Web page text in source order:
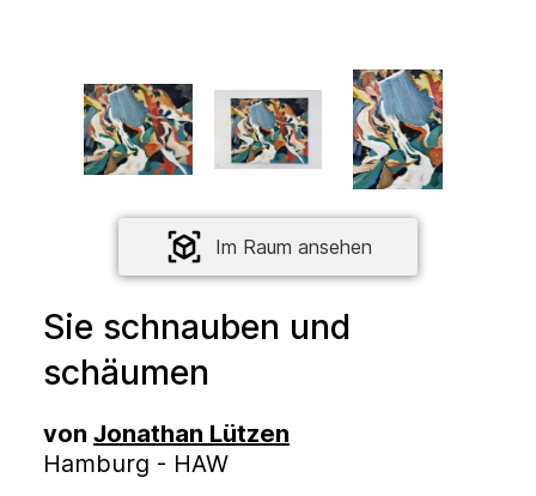
Im Raum ansehen
Sie schnauben und
schäumen
von Jonathan Lützen
Hamburg - HAW